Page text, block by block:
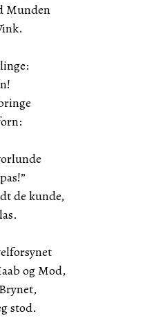
Munden
de kunde,
og Mod,
stod.